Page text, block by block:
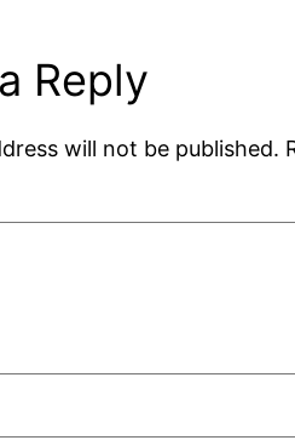
Reply
will not be published.